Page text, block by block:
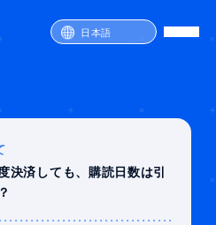
日本語
決済しても、購読日数は引